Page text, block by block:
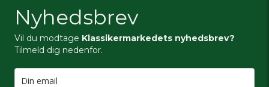
Nyhedsbrev
Vil du modtage Klassikermarkedets nyhedsbrev?
Tilmeld dig nedenfor.